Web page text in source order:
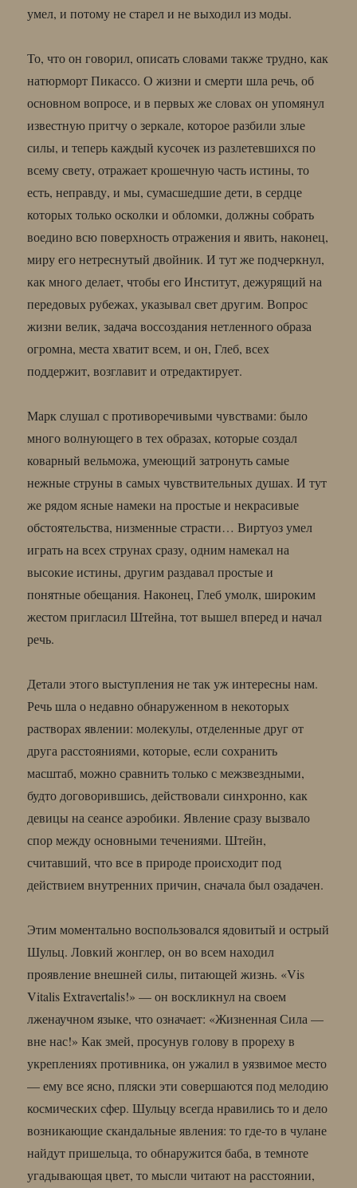
умел, и потому не старел и не выходил из моды.
То, что он говорил, описать словами также трудно, как
натюрморт Пикассо. О жизни и смерти шла речь, об
основном вопросе, и в первых же словах он упомянул
известную притчу о зеркале, которое разбили злые
силы, и теперь каждый кусочек из разлетевшихся по
всему свету, отражает крошечную часть истины, то
есть, неправду, и мы, сумасшедшие дети, в сердце
которых только осколки и обломки, должны собрать
воедино всю поверхность отражения и явить, наконец,
миру его нетреснутый двойник. И тут же подчеркнул,
как много делает, чтобы его Институт, дежурящий на
передовых рубежах, указывал свет другим. Вопрос
жизни велик, задача воссоздания нетленного образа
огромна, места хватит всем, и он, Глеб, всех
поддержит, возглавит и отредактирует.
Марк слушал с противоречивыми чувствами: было
много волнующего в тех образах, которые создал
коварный вельможа, умеющий затронуть самые
нежные струны в самых чувствительных душах. И тут
же рядом ясные намеки на простые и некрасивые
обстоятельства, низменные страсти… Виртуоз умел
играть на всех струнах сразу, одним намекал на
высокие истины, другим раздавал простые и
понятные обещания. Наконец, Глеб умолк, широким
жестом пригласил Штейна, тот вышел вперед и начал
речь.
Детали этого выступления не так уж интересны нам.
Речь шла о недавно обнаруженном в некоторых
растворах явлении: молекулы, отделенные друг от
друга расстояниями, которые, если сохранить
масштаб, можно сравнить только с межзвездными,
будто договорившись, действовали синхронно, как
девицы на сеансе аэробики. Явление сразу вызвало
спор между основными течениями. Штейн,
считавший, что все в природе происходит под
действием внутренних причин, сначала был озадачен.
Этим моментально воспользовался ядовитый и острый
Шульц. Ловкий жонглер, он во всем находил
проявление внешней силы, питающей жизнь. «Vis
Vitalis Extravertalis!» — он воскликнул на своем
лженаучном языке, что означает: «Жизненная Сила —
вне нас!» Как змей, просунув голову в прореху в
укреплениях противника, он ужалил в уязвимое место
— ему все ясно, пляски эти совершаются под мелодию
космических сфер. Шульцу всегда нравились то и дело
возникающие скандальные явления: то где-то в чулане
найдут пришельца, то обнаружится баба, в темноте
угадывающая цвет, то мысли читают на расстоянии,